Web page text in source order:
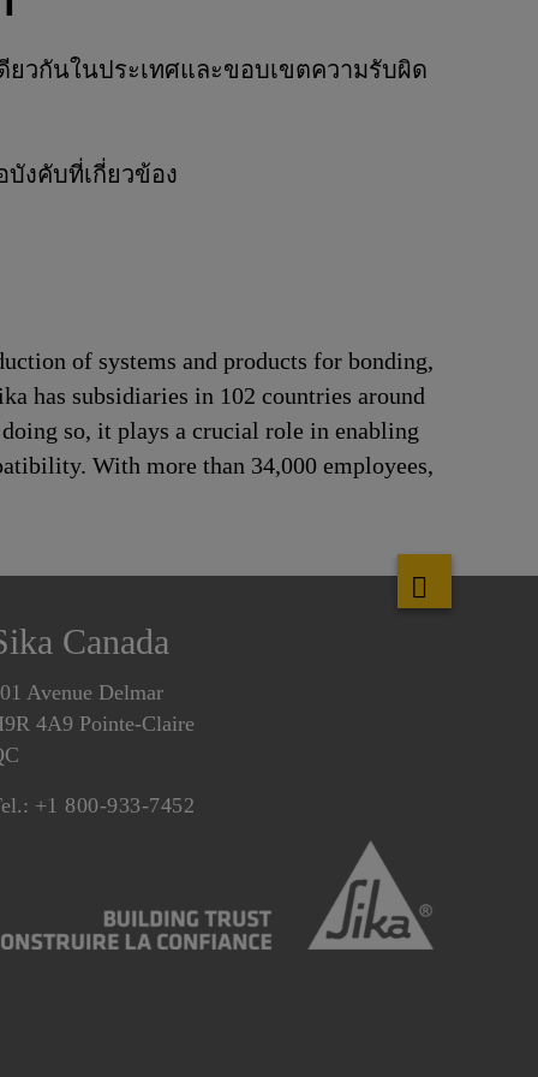
วกันในประเทศและขอบเขตความรับผิด
งคับที่เกี่ยวข้อง
of systems and products for bonding,
has subsidiaries in 102 countries around
so, it plays a crucial role in enabling
With more than 34,000 employees,
Canada
Avenue Delmar
4A9 Pointe-Claire
+1 800-933-7452